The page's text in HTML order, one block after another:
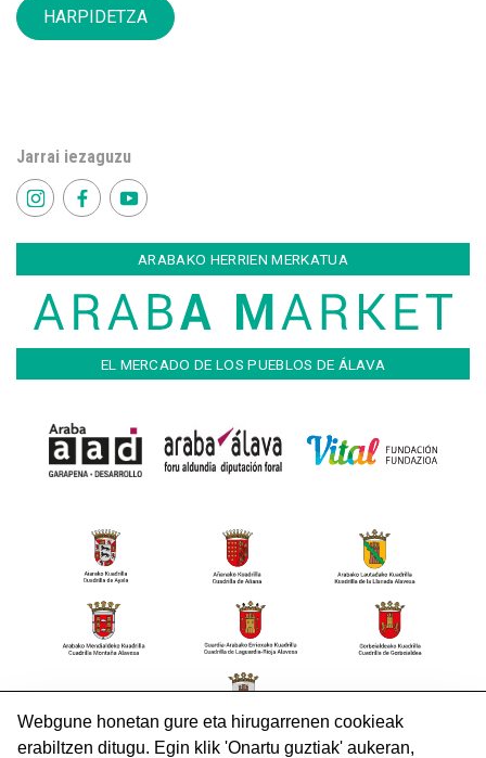
HARPIDETZA
Jarrai iezaguzu
ARABAKO HERRIEN MERKATUA
EL MERCADO DE LOS PUEBLOS DE ÁLAVA